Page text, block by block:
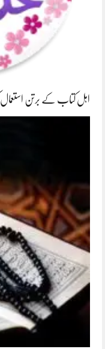
اہل کتاب کے برتن استعمال